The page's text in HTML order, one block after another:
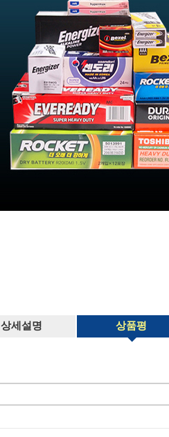
상세설명 상품평